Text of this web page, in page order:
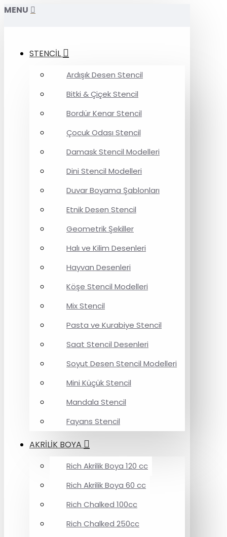
MENU
STENCİL
Ardışık Desen Stencil
Bitki & Çiçek Stencil
Bordür Kenar Stencil
Çocuk Odası Stencil
Damask Stencil Modelleri
Dini Stencil Modelleri
Duvar Boyama Şablonları
Etnik Desen Stencil
Geometrik Şekiller
Halı ve Kilim Desenleri
Hayvan Desenleri
Köşe Stencil Modelleri
Mix Stencil
Pasta ve Kurabiye Stencil
Saat Stencil Desenleri
Soyut Desen Stencil Modelleri
Mini Küçük Stencil
Mandala Stencil
Fayans Stencil
AKRİLİK BOYA
Rich Akrilik Boya 120 cc
Rich Akrilik Boya 60 cc
Rich Chalked 100cc
Rich Chalked 250cc